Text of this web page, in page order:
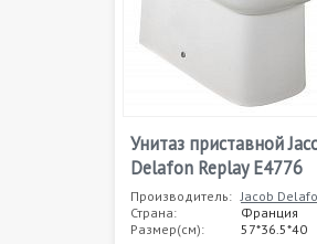
Унитаз приставной
Delafon Replay E4776
Производитель: Jacob
Страна:
Франция
Размер(см):
57*36.5*40